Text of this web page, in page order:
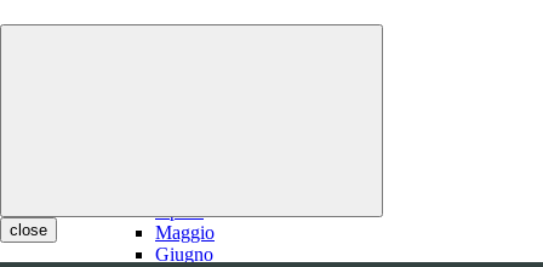
close
Maggio
Giugno